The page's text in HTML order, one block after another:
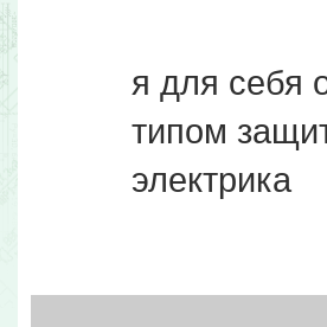
я для себя
типом
электрика